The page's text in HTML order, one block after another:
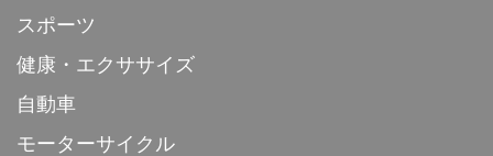
スポーツ
健康・エクササイズ
自動車
モーターサイクル